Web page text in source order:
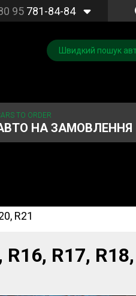
95781-84-84
TO ORDER
НА ЗАМОВЛЕННЯ
Обслуговування
R21
R17,